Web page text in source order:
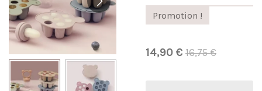
Promotion !
14,90 € 16,75 €